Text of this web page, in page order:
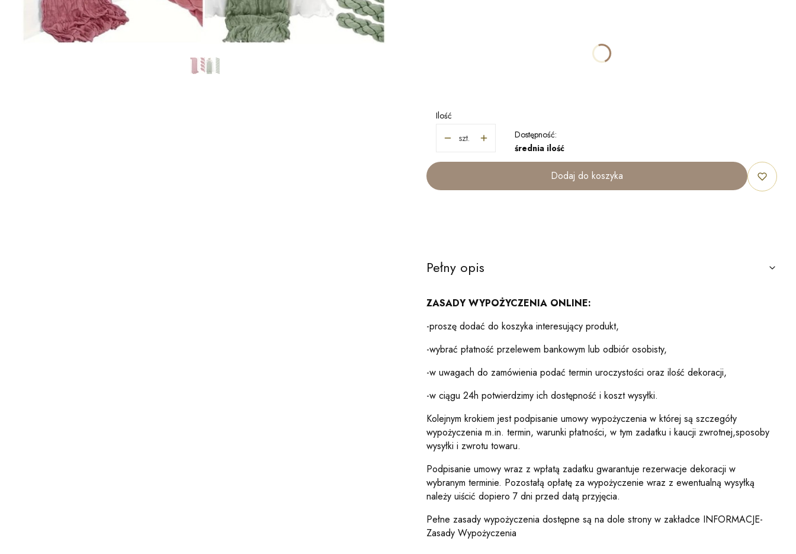
Ilość
szt.
Dostępność:
średnia ilość
Dodaj do koszyka
Pełny opis
ZASADY WYPOŻYCZENIA ONLINE:
-proszę dodać do koszyka interesujący produkt,
-wybrać płatność przelewem bankowym lub odbiór osobisty,
-w uwagach do zamówienia podać termin uroczystości oraz ilość dekoracji,
-w ciągu 24h potwierdzimy ich dostępność i koszt wysyłki.
Kolejnym krokiem jest podpisanie umowy wypożyczenia w której są szczegóły
wypożyczenia m.in. termin, warunki płatności, w tym zadatku i kaucji zwrotnej,sposoby
wysyłki i zwrotu towaru.
Podpisanie umowy wraz z wpłatą zadatku gwarantuje rezerwacje dekoracji w
wybranym terminie. Pozostałą opłatę za wypożyczenie wraz z ewentualną wysyłką
należy uiścić dopiero 7 dni przed datą przyjęcia.
Pełne zasady wypożyczenia dostępne są na dole strony w zakładce INFORMACJE-
Zasady Wypożyczenia